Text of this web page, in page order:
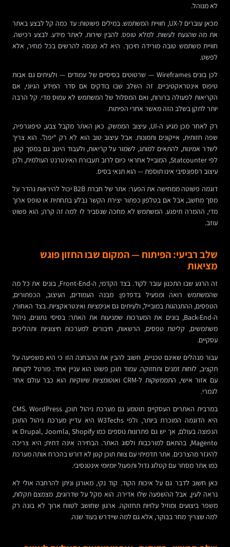
לא מנוהל.
מכאן עוברים ל-UX, חוויית המשתמש. במילים פשוטות: עד כמה קל לבצע באתר
את מה שהגעת לעשות. למלא טופס. להבין שירות. לאתר מידע. לבצע רכישה.
חוויית משתמש טובה מורידה חיכוך. היא לא מנסה להרשים בכל מחיר, אלא
לפשט.
לכן בונים Wireframes — שרטוטים בסיסיים של עמודים — ולעיתים גם אבות
טיפוס אינטראקטיביים. זה השלב שבו בודקים אם סדר המידע הגיוני, אם
הקריאות לפעולה ברורות, ואם המסלול של המשתמש לא עמוס מדי. קל הרבה
יותר לתקן בשלב הזה מאשר אחרי הפיתוח.
רק לאחר מכן מגיע ה-UI, עיצוב הממשק. כאן האתר מקבל צבע, טיפוגרפיה,
שפה חזותית, אייקונים ותמונות. אבל עיצוב טוב הוא לא רק “יפה”. הוא צריך
לשדר אמינות, להתאים למותג, לשמור על קריאות, ולעבוד היטב גם במסך קטן.
לפי Statcounter, המובייל אחראי כיום לרוב תעבורת האינטרנט העולמית, ולכן
עיצוב רספונסיבי אינו תוספת — הוא תנאי בסיס.
דוגמה פשוטה ממחישה את הפער: אתר של חברת B2B יכול להיראות נהדר על
מסך מחשב, אבל אם בטלפון כפתור יצירת הקשר נבלע בתחתית או טופס ארוך
מדי, ההמרה תיפגע. המשתמש לא מחכה שנסביר לו למה זה קרה; הוא פשוט
עוזב.
שלב רביעי: הפיתוח — המקום שבו החזון פוגש
מציאות
זה הרגע שבו התכנון עובר לקוד. בצד הקדמי, ה-Front-End, בונים את כל מה
שהמשתמש רואה ומפעיל בדפדפן: מבנה העמודים, העיצוב, הכפתורים,
הטפסים, ההתנהגות במובייל, ולעיתים גם אנימציות ואינטראקציות. בצד האחורי,
ה-Back-End, בונים את המערכות שמניעות את האתר: בסיסי נתונים, ניהול
משתמשים, קליטת טפסים, הרשאות, חיבורים למערכות חיצוניות ותהליכים
עסקיים.
עבור מנהלים שאינם טכניים, חשוב להבין את ההבחנה הזו כי היא משפיעה על
תקציב, לוחות זמנים ותחזוקה. עמוד תוכן פשוט הוא עניין אחד. פורטל לקוחות
עם אזור אישי, התממשקות ל-CRM ואוטומציות שיווקיות הוא כבר עולם אחר
לגמרי.
במרבית האתרים העסקיים תוטמע גם מערכת ניהול תוכן, CMS. WordPress
היא הדוגמה המוכרת ביותר, ולפי W3Techs היא עדיין מערכת ניהול התוכן
הנפוצה בעולם, אך יש גם פתרונות נוספים כמו Drupal, Joomla, Shopify או
Magento, בהתאם למורכבות ולסוג האתר. הבחירה אינה דתית; היא צריכה
להיגזר מהצרכים. אתר תדמיתי עם צוות תוכן קטן לא דורש בהכרח אותה מערכת
כמו אתר מסחר עם קטלוג גדול ותפעול יומיומי אינטנסיבי.
כאן חשוב לדבר גם על איכות הקוד. קוד נקי, מאורגן וניתן להרחבה אולי לא
נראה לעין, אבל ההשפעה שלו אדירה. הוא מקל על שדרוגים, מצמצם תקלות,
משפר ביצועים ומוזיל עלויות תחזוקה. ארגון שחושב לטווח ארוך לא בונה רק
למה שצריך מחר בבוקר, אלא גם למה שיידרש בעוד שנה.